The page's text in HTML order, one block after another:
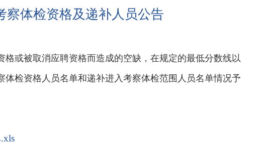
察体检资格及递补人员公告
或被取消应聘资格而造成的空缺，在规定的最低分数线以
检资格人员名单和递补进入考察体检范围人员名单情况予